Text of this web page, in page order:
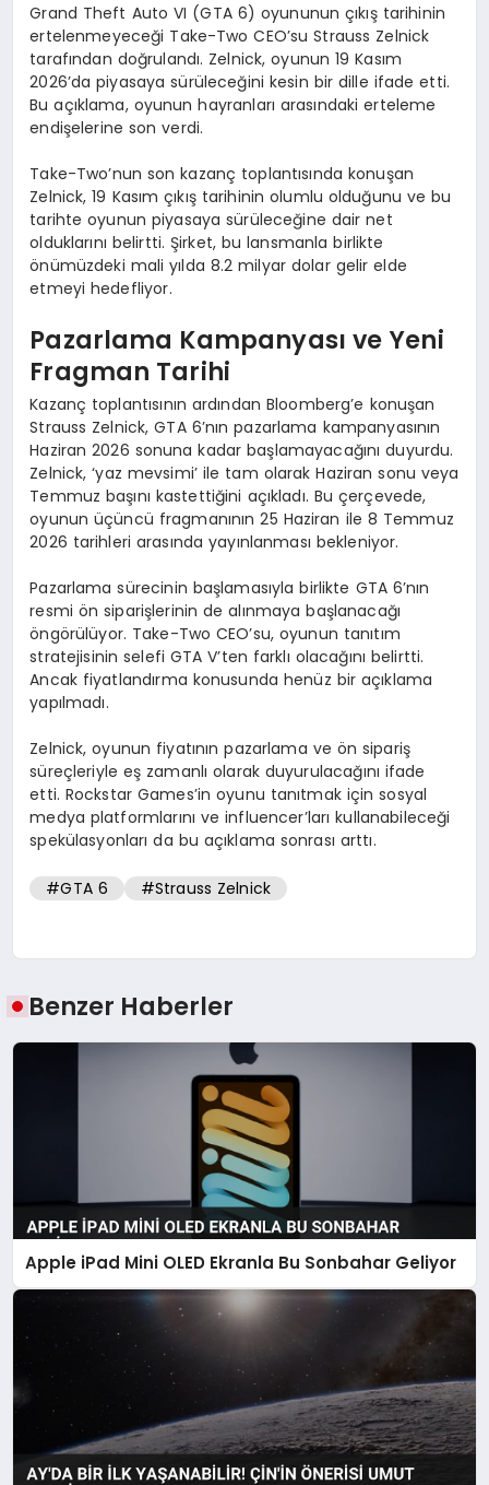
Grand Theft Auto VI (GTA 6) oyununun çıkış tarihinin
ertelenmeyeceği Take-Two CEO’su Strauss Zelnick
tarafından doğrulandı. Zelnick, oyunun 19 Kasım
2026’da piyasaya sürüleceğini kesin bir dille ifade etti.
Bu açıklama, oyunun hayranları arasındaki erteleme
endişelerine son verdi.
Take-Two’nun son kazanç toplantısında konuşan
Zelnick, 19 Kasım çıkış tarihinin olumlu olduğunu ve bu
tarihte oyunun piyasaya sürüleceğine dair net
olduklarını belirtti. Şirket, bu lansmanla birlikte
önümüzdeki mali yılda 8.2 milyar dolar gelir elde
etmeyi hedefliyor.
Pazarlama Kampanyası ve Yeni
Fragman Tarihi
Kazanç toplantısının ardından Bloomberg’e konuşan
Strauss Zelnick, GTA 6’nın pazarlama kampanyasının
Haziran 2026 sonuna kadar başlamayacağını duyurdu.
Zelnick, ‘yaz mevsimi’ ile tam olarak Haziran sonu veya
Temmuz başını kastettiğini açıkladı. Bu çerçevede,
oyunun üçüncü fragmanının 25 Haziran ile 8 Temmuz
2026 tarihleri arasında yayınlanması bekleniyor.
Pazarlama sürecinin başlamasıyla birlikte GTA 6’nın
resmi ön siparişlerinin de alınmaya başlanacağı
öngörülüyor. Take-Two CEO’su, oyunun tanıtım
stratejisinin selefi GTA V’ten farklı olacağını belirtti.
Ancak fiyatlandırma konusunda henüz bir açıklama
yapılmadı.
Zelnick, oyunun fiyatının pazarlama ve ön sipariş
süreçleriyle eş zamanlı olarak duyurulacağını ifade
etti. Rockstar Games’in oyunu tanıtmak için sosyal
medya platformlarını ve influencer’ları kullanabileceği
spekülasyonları da bu açıklama sonrası arttı.
#GTA 6 #Strauss Zelnick
Benzer Haberler
Apple iPad Mini OLED Ekranla Bu Sonbahar Geliyor